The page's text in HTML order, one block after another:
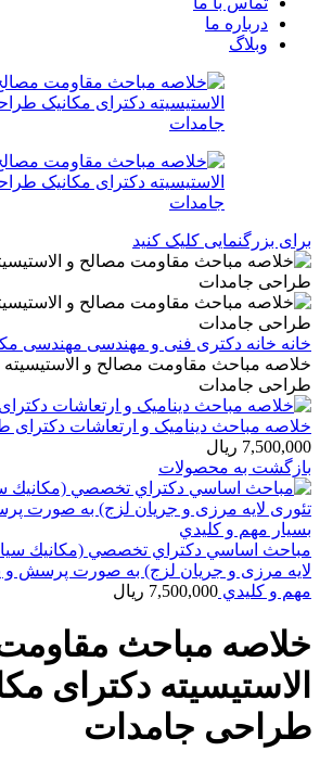
درباره ما
وبلاگ
برای بزرگنمایی کلیک کنید
خانه خانه دکتری فنی و مهندسی مهندسی
خلاصه مباحث مقاومت مصالح و الاستیسیته
طراحی جامدات
خلاصه مباحث دینامیک و ارتعاشات
7,500,000 ریال
بازگشت به محصولات
مباحث اساسي دكتراي تخصصي (مكانيك
لایه مرزی و جريان لزج) به صورت پرسش و
مهم و كليدي 7,500,000 ریال
خلاصه مباحث
الاستیسیته دکترای
طراحی جامدات